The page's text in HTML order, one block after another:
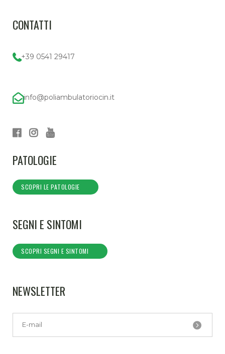
CONTATTI
+39 0541 29417
info@poliambulatoriocin.it
PATOLOGIE
SCOPRI LE PATOLOGIE
SEGNI E SINTOMI
SCOPRI SEGNI E SINTOMI
NEWSLETTER